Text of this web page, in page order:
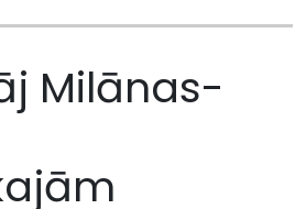
Milānas-